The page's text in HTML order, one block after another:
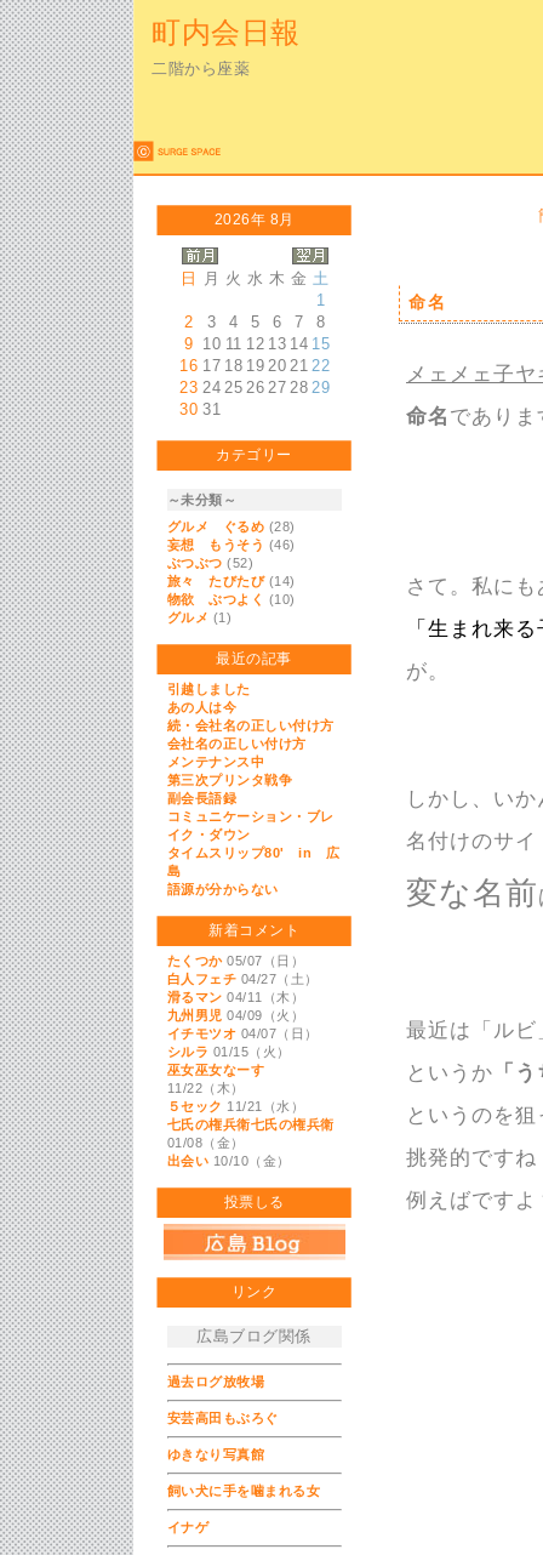
町内会日報
二階から座薬
2026年 8月
日 月 火 水 木 金 土
1
2
3 4 5 6 7
8
9 10 11 12 13 14 15
16 17 18 19 20 21 22
23 24 25 26 27 28 29
30 31
カテゴリー
～未分類～
グルメ ぐるめ (28)
妄想 もうそう (46)
ぶつぶつ (52)
旅々 たびたび (14)
物欲 ぶつよく (10)
グルメ (1)
最近の記事
引越しました
あの人は今
続・会社名の正しい付け方
会社名の正しい付け方
メンテナンス中
第三次プリンタ戦争
副会長語録
コミュニケーション・ブレ
イク・ダウン
タイムスリップ80' in 広
島
語源が分からない
新着コメント
たくつか05/07（日）
白人フェチ 04/27（土）
滑るマン 04/11（木）
九州男児 04/09（火）
イチモツオ 04/07（日）
シルラ 01/15（火）
巫女巫女なーす
11/22（木）
５セック 11/21（水）
七氏の権兵衛七氏の権兵衛
01/08（金）
出会い 10/10（金）
投票しる
リンク
広島ブログ関係
過去ログ放牧場
安芸高田もぶろぐ
ゆきなり写真館
飼い犬に手を噛まれる女
イナゲ
命名
メェメェ子ヤ
命名 でありま
さて。私に
「生まれ来
が。
しかし、い
名付けのサ
変な名前
最近は「ル
というか 「
というのを
挑発的です
例えばですよ